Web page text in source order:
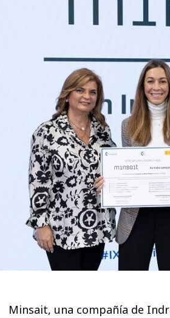
Minsait, una compañía de